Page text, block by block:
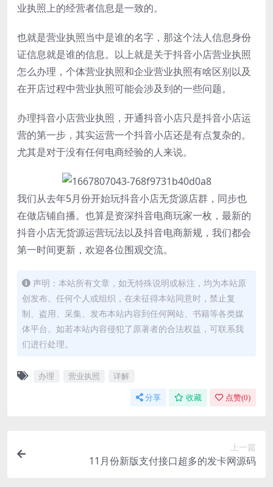
业执照上的经营者信息是一致的。
也就是营业执照当中是谁的名字，那这个法人信息身份
证信息就是谁的信息。以上就是关于抖音小店营业执照
怎么办理，个体营业执照和企业营业执照有啥区别以及
在开店过程中营业执照可能会涉及到的一些问题。
办理抖音小店营业执照，开通抖音小店只是抖音小店运
营的第一步，其实运营一个抖音小店还是有点复杂的。
尤其是对于没有任何电商经验的人来说。
我们从去年5月份开始玩抖音小店无货源店群，同步也
在做店铺自播。也算是资深抖音电商玩家一枚，最新的
抖音小店无货源运营玩法以及抖音电商新规，我们都会
第一时间更新，欢迎各位围观交流。
声明：本站所有文章，如无特殊说明或标注，均为本站原
创发布。任何个人或组织，在未征得本站同意时，禁止复
制、盗用、采集、发布本站内容到任何网站、书籍等各类媒
体平台。如若本站内容侵犯了原著者的合法权益，可联系我
们进行处理。
办理 营业执照 详解
分享 收藏 点赞(0)
上一篇
11月份新版支付接口超多的发卡网源码